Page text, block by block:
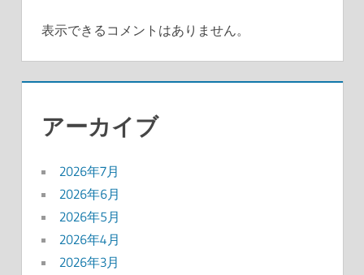
表示できるコメントはありません。
アーカイブ
2026年7月
2026年6月
2026年5月
2026年4月
2026年3月